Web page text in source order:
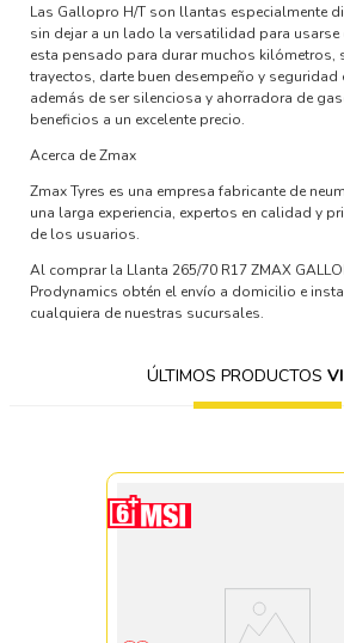
Las Gallopro H/T son llantas especialmente
sin dejar a un lado la versatilidad para
esta pensado para durar muchos
trayectos, darte buen desempeño y
además de ser silenciosa y ahorradora de
beneficios a un excelente precio.
Acerca de Zmax
Zmax Tyres es una empresa fabricante de
una larga experiencia, expertos en calidad y
de los usuarios.
Al comprar la Llanta 265/70 R17 ZMAX
Prodynamics obtén el envío a domicilio e
cualquiera de nuestras sucursales.
ÚLTIMOS PRODUCTOS